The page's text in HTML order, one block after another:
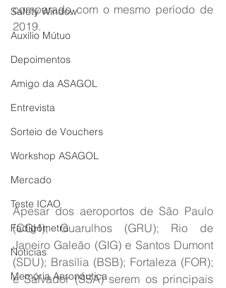
Safety Window
Auxílio Mútuo
Depoimentos
Amigo da ASAGOL
Entrevista
Sorteio de Vouchers
Workshop ASAGOL
Mercado
Teste ICAO
Fadigômetro
Notícias
Memória Aeronáutica
comparado com o mesmo período de
2019.
Apesar dos aeroportos de São Paulo
(CGH); Guarulhos (GRU); Rio de
Janeiro Galeão (GIG) e Santos Dumont
(SDU); Brasília (BSB); Fortaleza (FOR);
e Salvador (SSA) serem os principais